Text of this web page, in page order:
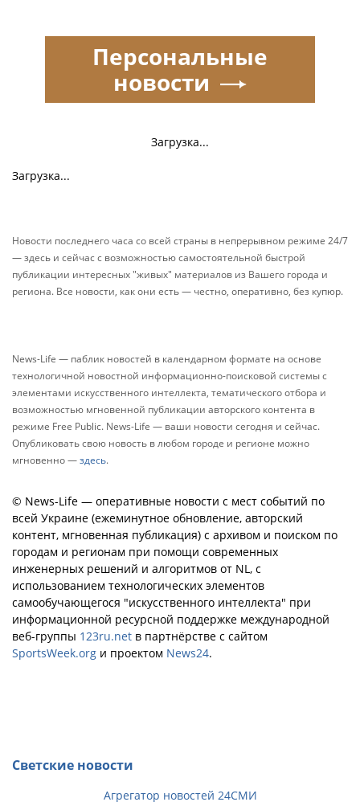
Загрузка...
Загрузка...
Персональные
новости
Новости последнего часа со всей страны в непрерывном режиме 24/7
— здесь и сейчас с возможностью самостоятельной быстрой
публикации интересных "живых" материалов из Вашего города и
региона. Все новости, как они есть — честно, оперативно, без купюр.
News-Life — паблик новостей в календарном формате на основе
технологичной новостной информационно-поисковой системы с
элементами искусственного интеллекта, тематического отбора и
возможностью мгновенной публикации авторского контента в
режиме Free Public. News-Life — ваши новости сегодня и сейчас.
Опубликовать свою новость в любом городе и регионе можно
мгновенно —здесь.
© News-Life — оперативные новости с мест событий по
всей Украине (ежеминутное обновление, авторский
контент, мгновенная публикация) с архивом и поиском по
городам и регионам при помощи современных
инженерных решений и алгоритмов от NL, с
использованием технологических элементов
самообучающегося "искусственного интеллекта" при
информационной ресурсной поддержке международной
веб-группы 123ru.net в партнёрстве с сайтом
SportsWeek.org и проектом News24.
Светские новости
Агрегатор новостей 24СМИ